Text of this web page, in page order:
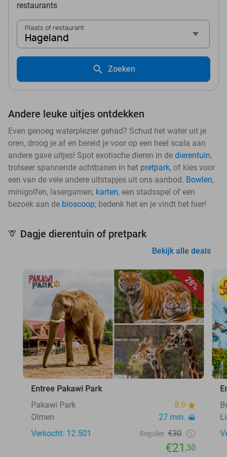
restaurants
Plaats of restaurant
Hageland
Zoeken
Andere leuke uitjes ontdekken
Even genoeg waterplezier gehad? Schud het water uit je
oren, droog je af en bereid je voor op een heel scala aan
andere gave uitjes! Spot exotische dieren in de dierentuin,
trotseer spannende achtbanen in het pretpark, of kies voor
een van de vele andere uitstapjes uit ons aanbod. Bowlen,
minigolfen, lasergamen, karten, een stadsspel of een
bezoek aan de bioscoop; bedenk het en je vindt het hier!
🦒 Dagje dierentuin of pretpark
Bekijk alle deals
28%
Entree Pakawi Park
Pakawi Park
8.9
Olmen
27 min.
Verkocht: 12.501
Regulier €30
€21,50